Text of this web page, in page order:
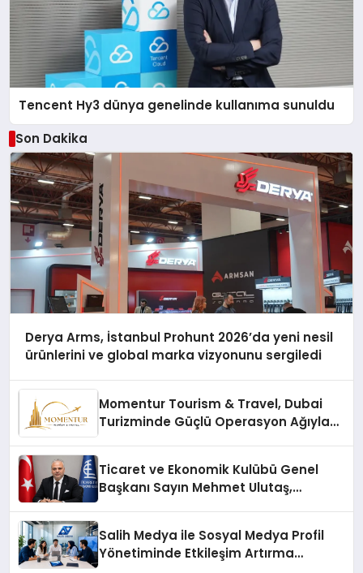
Tencent Hy3 dünya genelinde kullanıma sunuldu
Son Dakika
Derya Arms, İstanbul Prohunt 2026’da yeni nesil
ürünlerini ve global marka vizyonunu sergiledi
Momentur Tourism & Travel, Dubai
Turizminde Güçlü Operasyon Ağıyla
Ticaret ve Ekonomik Kulübü Genel
Başkanı Sayın Mehmet Ulutaş,
Salih Medya ile Sosyal Medya Profil
Yönetiminde Etkileşim Artırma